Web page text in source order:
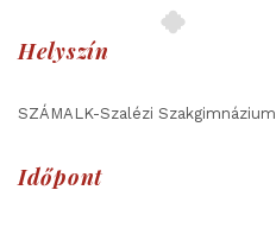
Helyszín
SZÁMALK-Szalézi Szakgimnázium
Időpont